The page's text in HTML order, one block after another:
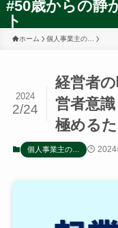
#50歳からの静
ト
ホーム 個人事業主の…
経営者
営者意
極める
2024
2/24
個人事業主の… 2024